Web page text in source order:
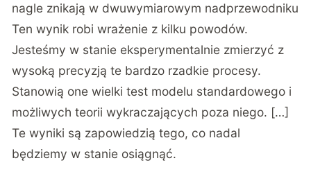
nagle znikają w dwuwymiarowym nadprzewodniku
Ten wynik robi wrażenie z kilku powodów.
Jesteśmy w stanie eksperymentalnie zmierzyć z
wysoką precyzją te bardzo rzadkie procesy.
Stanowią one wielki test modelu standardowego i
możliwych teorii wykraczających poza niego. […]
Te wyniki są zapowiedzią tego, co nadal
będziemy w stanie osiągnąć.